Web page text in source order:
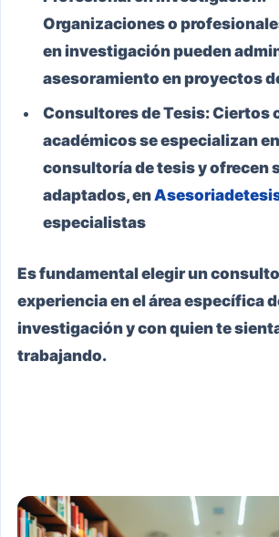
Organizaciones o
en investigación pueden
asesoramiento en proyectos
Consultores de Tesis:Ciertos
académicos se especializan
consultoría de tesis y ofrecen
adaptados, en
especialistas
Es fundamental elegir un
experiencia en el área específica
investigación y con quien te
trabajando.